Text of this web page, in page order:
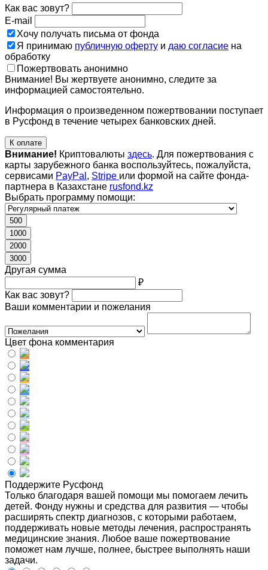
Как вас зовут?
E-mail
Хочу получать письма от фонда
Я принимаю публичную оферту и даю согласие на
обработку
Пожертвовать анонимно
Внимание! Вы жертвуете анонимно, следите за
информацией самостоятельно.
Информация о произведенном пожертвовании поступает
в Русфонд в течение четырех банковских дней.
К оплате
Внимание! Криптовалюты здесь. Для пожертвования с
карты зарубежного банка воспользуйтесь, пожалуйста,
сервисами PayPal , Stripe или формой на сайте фонда-
партнера в Казахстане rusfond.kz
Выбрать программу помощи:
500
1000
2000
3000
Другая сумма
₽
Как вас зовут?
Ваши комментарии и пожелания
Цвет фона комментария
Поддержите Русфонд
Только благодаря вашей помощи мы помогаем лечить
детей. Фонду нужны и средства для развития — чтобы
расширять спектр диагнозов, с которыми работаем,
поддерживать новые методы лечения, распространять
медицинские знания. Любое ваше пожертвование
поможет нам лучше, полнее, быстрее выполнять наши
задачи.